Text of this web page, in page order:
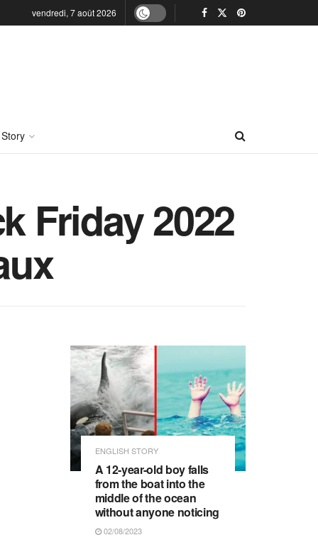
vendredi, 7 août 2026
Friday 2022
ENGLISH STORY
A 12-year-old boy falls
from the boat into the
middle of the ocean
without anyone noticing
02/08/2023